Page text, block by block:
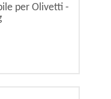
per Olivetti -